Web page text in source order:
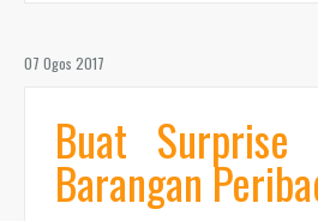
07 Ogos 2017
Buat
Barangan